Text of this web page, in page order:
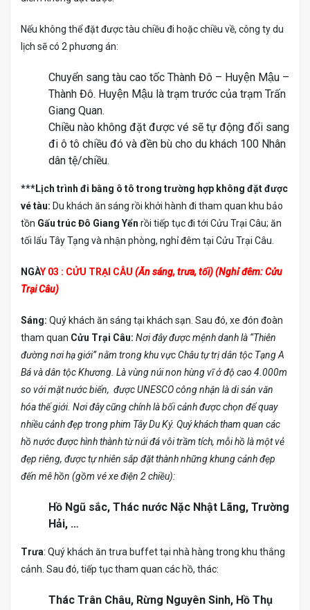
Nếu không thể đặt được tàu chiều đi hoặc chiều về, công ty du
lịch sẽ có 2 phương án:
Chuyển sang tàu cao tốc Thành Đô – Huyện Mậu –
Thành Đô. Huyện Mậu là trạm trước của trạm Trấn
Giang Quan.
Chiều nào không đặt được vé sẽ tự động đổi sang
đi ô tô chiều đó và đền bù cho du khách 100 Nhân
dân tệ/chiều.
***Lịch trình đi bằng ô tô trong trường hợp không đặt được
vé tàu: Du khách ăn sáng rồi khởi hành đi tham quan khu bảo
tồn Gấu trúc Đô Giang Yển rồi tiếp tục đi tới Cửu Trại Câu; ăn
tối lẩu Tây Tạng và nhận phòng, nghỉ đêm tại Cửu Trại Câu.
NGÀY 03 : CỬU TRẠI CÂU (Ăn sáng, trưa, tối) (Nghỉ đêm: Cửu
Trại Câu)
Sáng: Quý khách ăn sáng tại khách sạn. Sau đó, xe đón đoàn
tham quan Cửu Trại Câu: Nơi đây được mệnh danh là “Thiên
đường nơi hạ giới” nằm trong khu vực Châu tự trị dân tộc Tạng A
Bá và dân tộc Khương. Là vùng núi non hùng vĩ ở độ cao 4.000m
so với mặt nước biển, được UNESCO công nhận là di sản văn
hóa thế giới. Nơi đây cũng chính là bối cảnh được chọn để quay
nhiều cảnh đẹp trong phim Tây Du Ký. Quý khách tham quan các
hồ nước được hình thành từ núi đá vôi trầm tích, mỗi hồ là một vẻ
đẹp riêng, được tự nhiên sắp đặt thành những khung cảnh đẹp
đến mê hồn (gồm vé xe điện 2 chiều):
Hồ Ngũ sắc, Thác nước Nặc Nhật Lãng, Trường
Hải, …
Trưa: Quý khách ăn trưa buffet tại nhà hàng trong khu thắng
cảnh. Sau đó, tiếp tục tham quan các hồ, thác:
Thác Trân Châu, Rừng Nguyên Sinh, Hồ Thụ